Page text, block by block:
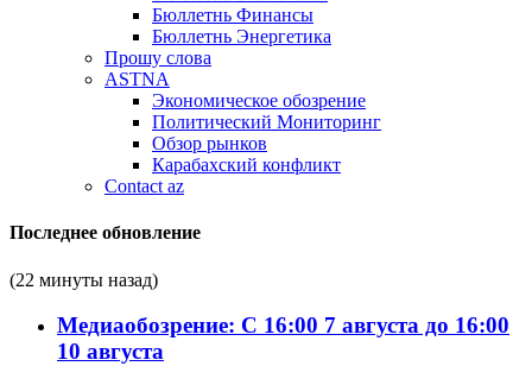
Бюллетнь Финансы
Бюллетнь Энергетика
Прошу слова
ASTNA
Экономическое обозрение
Политический Мониторинг
Обзор рынков
Карабахский конфликт
Contact az
Последнее обновление
(22 минуты назад)
Медиаобозрение: С 16:00 7 августа до 16:00
10 августа